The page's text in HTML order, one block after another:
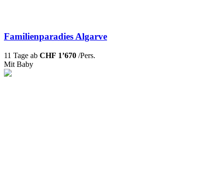
Familienparadies Algarve
11 Tage ab CHF 1’670 /Pers.
Mit Baby